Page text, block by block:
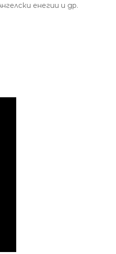
енегии и др.